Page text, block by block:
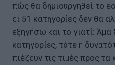
πώς θα δημιουργηθεί το
οι 51 κατηγορίες δεν θα
εξηγήσω και το γιατί: Άμα
κατηγορίες, τότε η
πιέζουν τις τιμές προς